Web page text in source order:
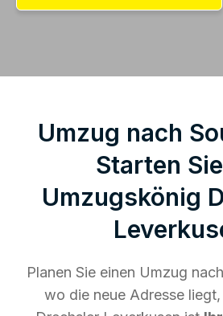
Umzug nach
Starten
Umzugskönig
Planen Sie einen Umzug
wo die neue Adresse